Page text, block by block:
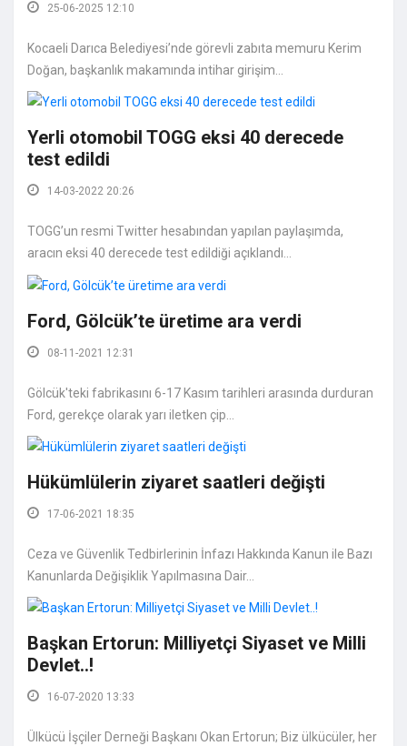
25-06-2025 12:10
Kocaeli Darıca Belediyesi’nde görevli zabıta memuru Kerim
Doğan, başkanlık makamında intihar girişim...
Yerli otomobil TOGG eksi 40 derecede
test edildi
14-03-2022 20:26
TOGG’un resmi Twitter hesabından yapılan paylaşımda,
aracın eksi 40 derecede test edildiği açıklandı...
Ford, Gölcük’te üretime ara verdi
08-11-2021 12:31
Gölcük'teki fabrikasını 6-17 Kasım tarihleri arasında durduran
Ford, gerekçe olarak yarı iletken çip...
Hükümlülerin ziyaret saatleri değişti
17-06-2021 18:35
Ceza ve Güvenlik Tedbirlerinin İnfazı Hakkında Kanun ile Bazı
Kanunlarda Değişiklik Yapılmasına Dair...
Başkan Ertorun: Milliyetçi Siyaset ve Milli
Devlet..!
16-07-2020 13:33
Ülkücü İşçiler Derneği Başkanı Okan Ertorun; Biz ülkücüler, her